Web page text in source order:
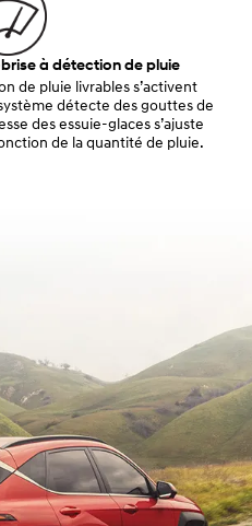
à détection de pluie
de pluie livrables s’activent
détecte des gouttes de
des essuie-glaces s’ajuste
de la quantité de pluie.